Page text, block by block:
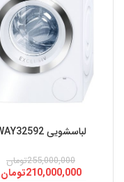
لباسشویی WAY32592
255,000,000تومان
210,000,000تومان